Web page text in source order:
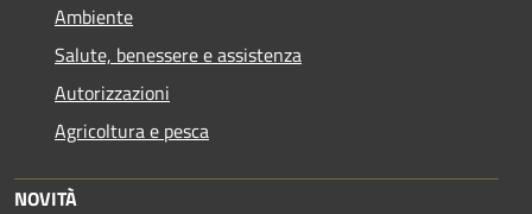
Ambiente
Salute, benessere e assistenza
Autorizzazioni
Agricoltura e pesca
NOVITÀ